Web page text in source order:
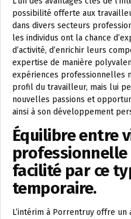
possibilité offerte aux
dans divers secteurs
les individus ont la chance
d’activité, d’enrichir leurs
expertise de manière
expériences professionnelles
profil du travailleur, mais lui
nouvelles passions et
ainsi à son développement
Équilibre entre
facilité par ce
temporaire.
L’intérim à Porrentruy offre